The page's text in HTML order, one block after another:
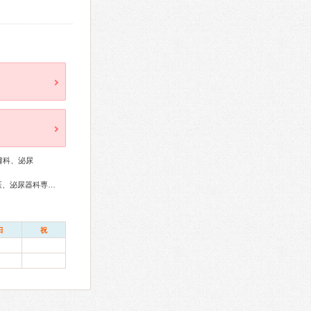
科、泌尿
祝